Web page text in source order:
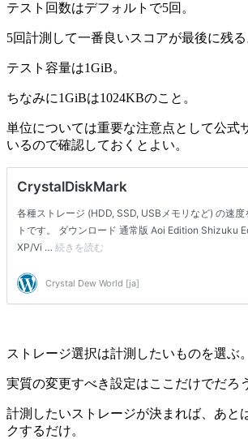
テスト回数はデフォルトで5回。
5回計測して一番良いスコアが最後に残る
テスト容量は1GiB。
ちなみに1GiBは1024KBのこと。
単位については重要な注意点として公式
いるので確認しておくとよい。
ストレージ選択は計測したいものを選ぶ。
実質の変更すべき設定はここだけでだろ
計測したいストレージが決まれば、あと
クするだけ。